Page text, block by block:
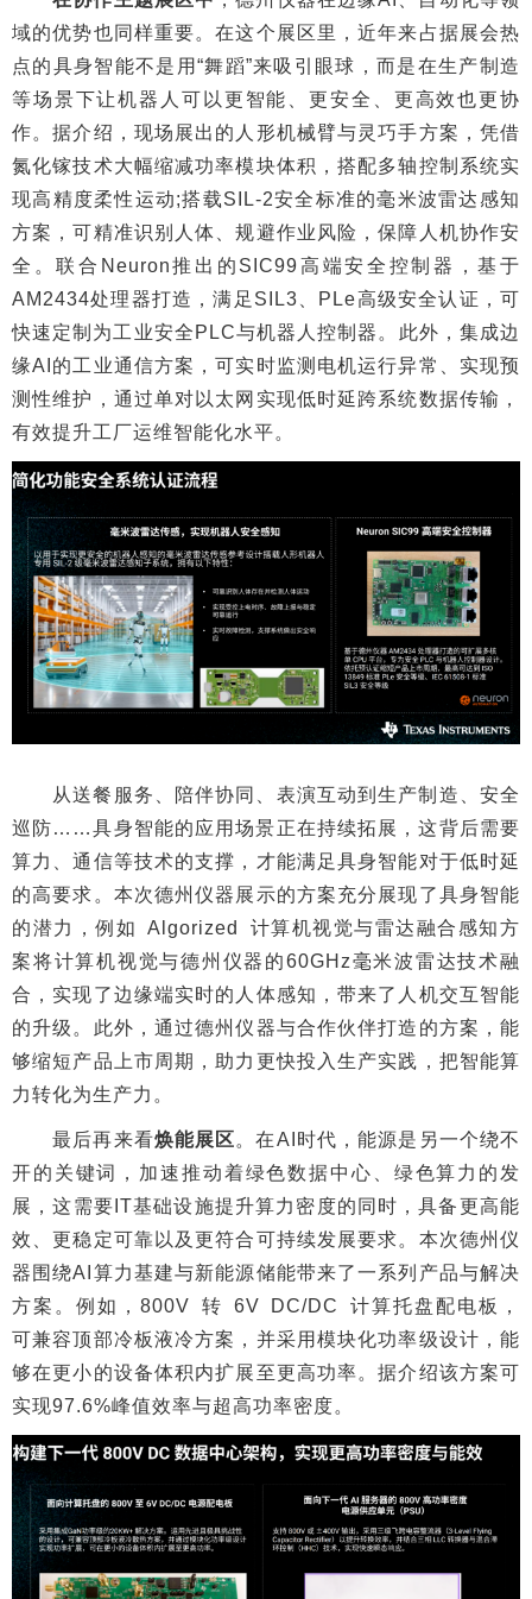
域的优势也同样重要。在这个展区里，近年来占据展会热
点的具身智能不是用“舞蹈”来吸引眼球，而是在生产制造
等场景下让机器人可以更智能、更安全、更高效也更协
作。据介绍，现场展出的人形机械臂与灵巧手方案，凭借
氮化镓技术大幅缩减功率模块体积，搭配多轴控制系统实
现高精度柔性运动;搭载SIL-2安全标准的毫米波雷达感知
方案，可精准识别人体、规避作业风险，保障人机协作安
全。联合Neuron推出的SIC99高端安全控制器，基于
AM2434处理器打造，满足SIL3、PLe高级安全认证，可
快速定制为工业安全PLC与机器人控制器。此外，集成边
缘AI的工业通信方案，可实时监测电机运行异常、实现预
测性维护，通过单对以太网实现低时延跨系统数据传输，
有效提升工厂运维智能化水平。
从送餐服务、陪伴协同、表演互动到生产制造、安全
巡防……具身智能的应用场景正在持续拓展，这背后需要
算力、通信等技术的支撑，才能满足具身智能对于低时延
的高要求。本次德州仪器展示的方案充分展现了具身智能
的潜力，例如 Algorized 计算机视觉与雷达融合感知方
案将计算机视觉与德州仪器的60GHz毫米波雷达技术融
合，实现了边缘端实时的人体感知，带来了人机交互智能
的升级。此外，通过德州仪器与合作伙伴打造的方案，能
够缩短产品上市周期，助力更快投入生产实践，把智能算
力转化为生产力。
最后再来看焕能展区。在AI时代，能源是另一个绕不
开的关键词，加速推动着绿色数据中心、绿色算力的发
展，这需要IT基础设施提升算力密度的同时，具备更高能
效、更稳定可靠以及更符合可持续发展要求。本次德州仪
器围绕AI算力基建与新能源储能带来了一系列产品与解决
方案。例如，800V 转 6V DC/DC 计算托盘配电板，
可兼容顶部冷板液冷方案，并采用模块化功率级设计，能
够在更小的设备体积内扩展至更高功率。据介绍该方案可
实现97.6%峰值效率与超高功率密度。